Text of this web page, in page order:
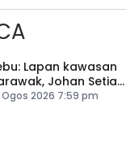
Lapan kawasan
Johan Setia
catat IPU
2026 7:59 pm